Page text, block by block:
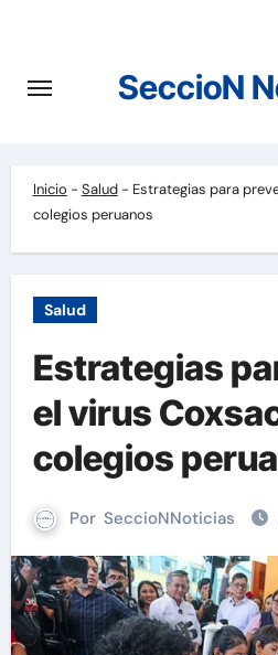
contenido
SeccioN
Inicio - Salud- Estrategias para
colegios peruanos
Salud
Estrategias
el virus
colegios
Por SeccioNNoticias